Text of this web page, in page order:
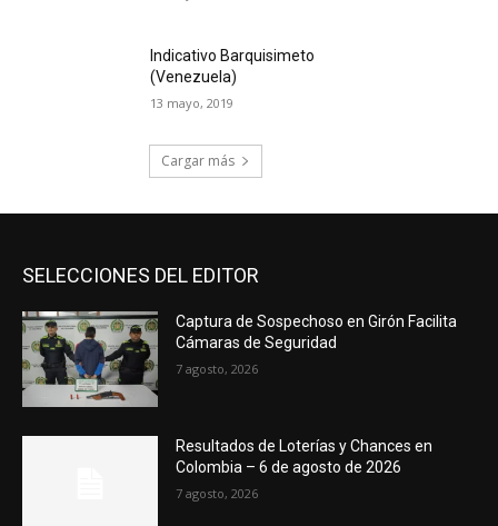
Indicativo Barquisimeto
(Venezuela)
13 mayo, 2019
Cargar más
SELECCIONES DEL EDITOR
Captura de Sospechoso en Girón Facilita
Cámaras de Seguridad
7 agosto, 2026
Resultados de Loterías y Chances en
Colombia – 6 de agosto de 2026
7 agosto, 2026